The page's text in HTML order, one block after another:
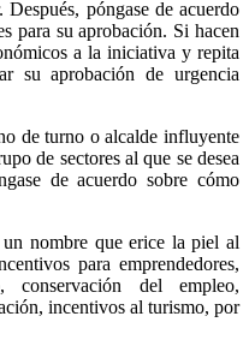
póngase de acuerdo
para su aprobación. Si hacen
a la iniciativa y repita
su aprobación de urgencia
de turno o alcalde influyente
de sectores al que se desea
de acuerdo sobre cómo
nombre que erice la piel al
para emprendedores,
conservación del empleo,
incentivos al turismo, por